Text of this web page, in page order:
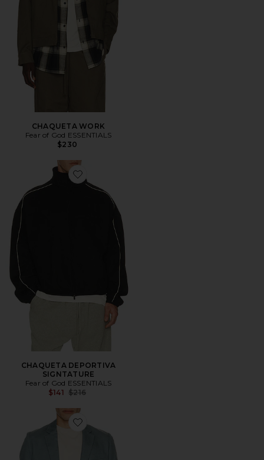
CHAQUETA WORK
Fear of God ESSENTIALS
$230
Favorite CHAQUETA DEPORTIVA SIGNTATURE
CHAQUETA DEPORTIVA
SIGNTATURE
Fear of God ESSENTIALS
$141 Previous price:
$216
Favorite Lyocell Regular Blazer